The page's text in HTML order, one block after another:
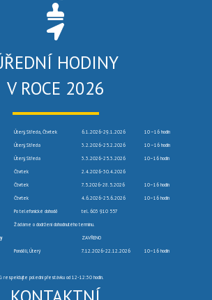
HODINY
V ROCE 2026
Úterý, Středa, Čtvrtek 6.1.2026-29.1.2026 10 –16 hodin
Úterý, Středa 3.2.2026-25.2.2026 10 –16 hodin
Úterý, Středa 3.3.2026-25.3.2026 10–16 hodin
Čtvrtek 2.4.2026-30.4.2026
Čtvrtek 7.5.2026-28.5.2026 10–16 hodin
Čtvrtek 4.6.2026-25.6.2026 10–16 hodin
Po telefonické dohodě tel. 603 910 557
Žádáme o dodržení dohodnutého termínu.
ZAVŘENO
Pondělí, Úterý 7.12.2026-22.12.2026 10–16 hodin
respektujte polední přestávku od 12-12:30 hodin.